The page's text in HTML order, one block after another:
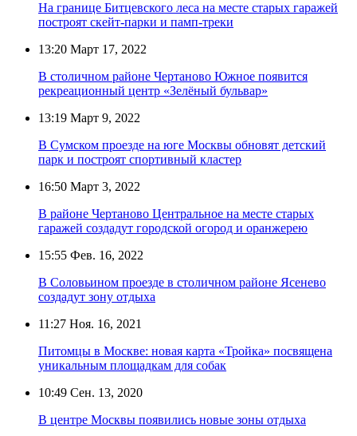
На границе Битцевского леса на месте старых гаражей
построят скейт-парки и памп-треки
13:20 Март 17, 2022
В столичном районе Чертаново Южное появится
рекреационный центр «Зелёный бульвар»
13:19 Март 9, 2022
В Сумском проезде на юге Москвы обновят детский
парк и построят спортивный кластер
16:50 Март 3, 2022
В районе Чертаново Центральное на месте старых
гаражей создадут городской огород и оранжерею
15:55 Фев. 16, 2022
В Соловьином проезде в столичном районе Ясенево
создадут зону отдыха
11:27 Ноя. 16, 2021
Питомцы в Москве: новая карта «Тройка» посвящена
уникальным площадкам для собак
10:49 Сен. 13, 2020
В центре Москвы появились новые зоны отдыха